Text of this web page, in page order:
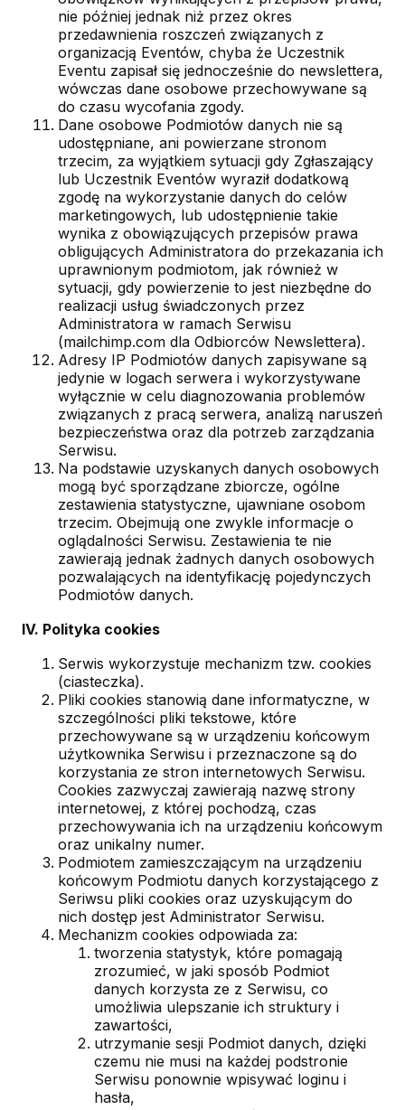
nie później jednak niż przez okres
przedawnienia roszczeń związanych z
organizacją Eventów, chyba że Uczestnik
Eventu zapisał się jednocześnie do newslettera,
wówczas dane osobowe przechowywane są
do czasu wycofania zgody.
Dane osobowe Podmiotów danych nie są
udostępniane, ani powierzane stronom
trzecim, za wyjątkiem sytuacji gdy Zgłaszający
lub Uczestnik Eventów wyraził dodatkową
zgodę na wykorzystanie danych do celów
marketingowych, lub udostępnienie takie
wynika z obowiązujących przepisów prawa
obligujących Administratora do przekazania ich
uprawnionym podmiotom, jak również w
sytuacji, gdy powierzenie to jest niezbędne do
realizacji usług świadczonych przez
Administratora w ramach Serwisu
(mailchimp.com dla Odbiorców Newslettera).
Adresy IP Podmiotów danych zapisywane są
jedynie w logach serwera i wykorzystywane
wyłącznie w celu diagnozowania problemów
związanych z pracą serwera, analizą naruszeń
bezpieczeństwa oraz dla potrzeb zarządzania
Serwisu.
Na podstawie uzyskanych danych osobowych
mogą być sporządzane zbiorcze, ogólne
zestawienia statystyczne, ujawniane osobom
trzecim. Obejmują one zwykle informacje o
oglądalności Serwisu. Zestawienia te nie
zawierają jednak żadnych danych osobowych
pozwalających na identyfikację pojedynczych
Podmiotów danych.
IV. Polityka cookies
Serwis wykorzystuje mechanizm tzw. cookies
(ciasteczka).
Pliki cookies stanowią dane informatyczne, w
szczególności pliki tekstowe, które
przechowywane są w urządzeniu końcowym
użytkownika Serwisu i przeznaczone są do
korzystania ze stron internetowych Serwisu.
Cookies zazwyczaj zawierają nazwę strony
internetowej, z której pochodzą, czas
przechowywania ich na urządzeniu końcowym
oraz unikalny numer.
Podmiotem zamieszczającym na urządzeniu
końcowym Podmiotu danych korzystającego z
Seriwsu pliki cookies oraz uzyskującym do
nich dostęp jest Administrator Serwisu.
Mechanizm cookies odpowiada za:
tworzenia statystyk, które pomagają
zrozumieć, w jaki sposób Podmiot
danych korzysta ze z Serwisu, co
umożliwia ulepszanie ich struktury i
zawartości,
utrzymanie sesji Podmiot danych, dzięki
czemu nie musi na każdej podstronie
Serwisu ponownie wpisywać loginu i
hasła,